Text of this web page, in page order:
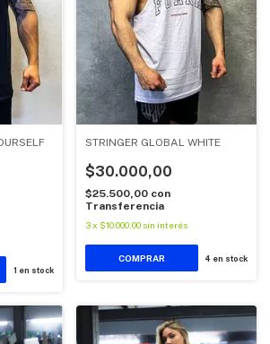
1 en stock
STRINGER GLOBAL WHITE
$30.000,00
$25.500,00 con
Transferencia
3 x $10.000,00 sin interés
COMPRAR 4 en stock